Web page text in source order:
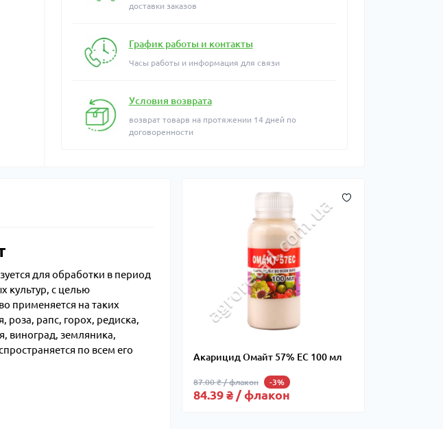
доставки заказов
График работы и контакты
Часы работы и информация для связи
Условия возврата
возврат товарв на протяжении 14 дней по
договоренности
Акарицид Омайт 57% ЕС 100 мл
87.00 ₴ / флакон -3%
84.39 ₴ / флакон
для обработки в период
культур, с целью
применяется на таких
роза, рапс, горох, редиска,
виноград, земляника,
по всем его